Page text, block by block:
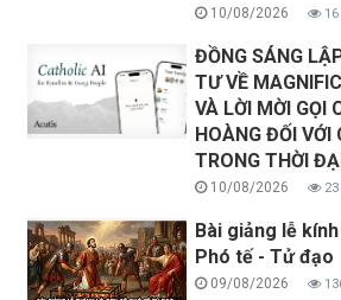
10/08/2026 16
ĐỒNG SÁNG
TƯ VỀ
VÀ LỜI MỜI GỌI
HOÀNG ĐỐI
TRONG THỜI
10/08/2026 23
Bài giảng lễ
Phó tế - Tử đạo
09/08/2026